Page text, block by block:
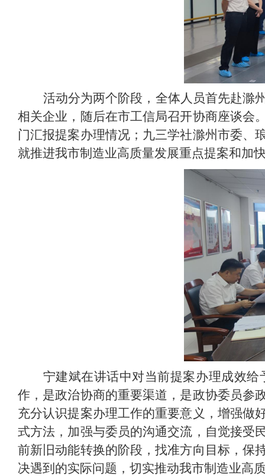
活动分为两个阶段，全体人员首先赴滁
相关企业，随后在市工信局召开协商座谈会
门汇报提案办理情况；九三学社滁州市委、
就推进我市制造业高质量发展重点提案和加
宁建斌在讲话中对当前提案办理成效
作，是政治协商的重要渠道，是政协委员参
充分认识提案办理工作的重要意义，增强做
式方法，加强与委员的沟通交流，自觉接受
前新旧动能转换的阶段，找准方向目标，保
决遇到的实际问题，切实推动我市制造业高